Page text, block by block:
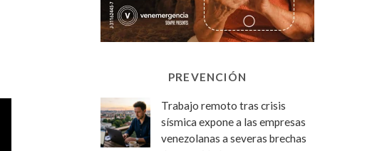
PREVENCIÓN
Trabajo remoto tras crisis
sísmica expone a las empresas
venezolanas a severas brechas